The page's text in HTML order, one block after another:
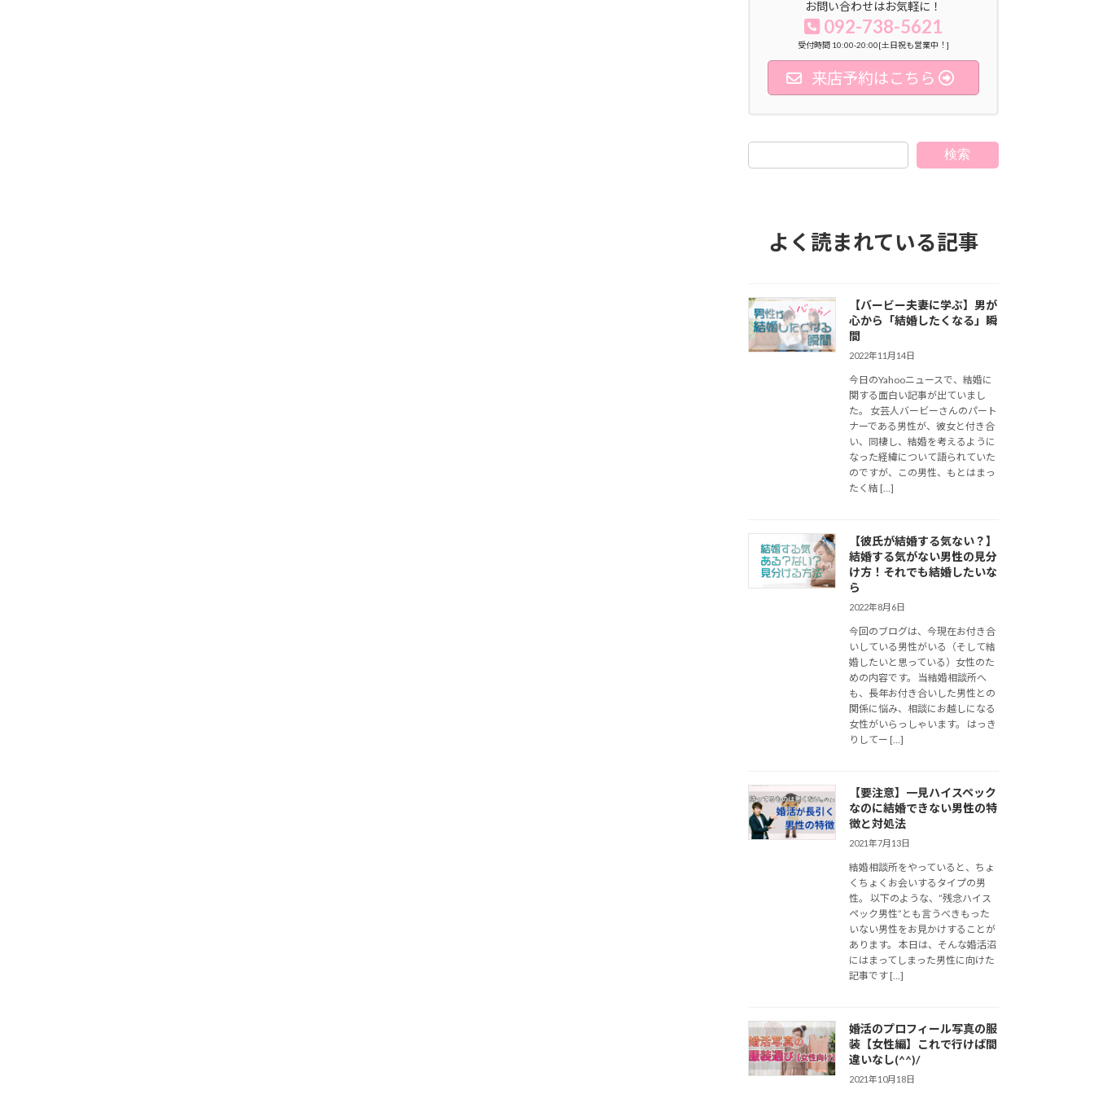
お問い合わせはお気軽に！
092-738-5621
受付時間 10:00-20:00[土日祝も営業中！]
来店予約はこちら
検索
よく読まれている記事
【バービー夫妻に学ぶ】男が
心から「結婚したくなる」瞬
間
2022年11月14日
今日のYahooニュースで、結婚に
関する面白い記事が出ていまし
た。 女芸人バービーさんのパート
ナーである男性が、彼女と付き合
い、同棲し、結婚を考えるように
なった経緯について語られていた
のですが、この男性、もとはまっ
たく結 […]
【彼氏が結婚する気ない？】
結婚する気がない男性の見分
け方！それでも結婚したいな
ら
2022年8月6日
今回のブログは、今現在お付き合
いしている男性がいる（そして結
婚したいと思っている）女性のた
めの内容です。 当結婚相談所へ
も、長年お付き合いした男性との
関係に悩み、相談にお越しになる
女性がいらっしゃいます。 はっき
りしてー […]
【要注意】一見ハイスペック
なのに結婚できない男性の特
徴と対処法
2021年7月13日
結婚相談所をやっていると、ちょ
くちょくお会いするタイプの男
性。 以下のような、”残念ハイス
ペック男性”とも言うべきもった
いない男性をお見かけすることが
あります。 本日は、そんな婚活沼
にはまってしまった男性に向けた
記事です […]
婚活のプロフィール写真の服
装【女性編】これで行けば間
違いなし(^^)/
2021年10月18日